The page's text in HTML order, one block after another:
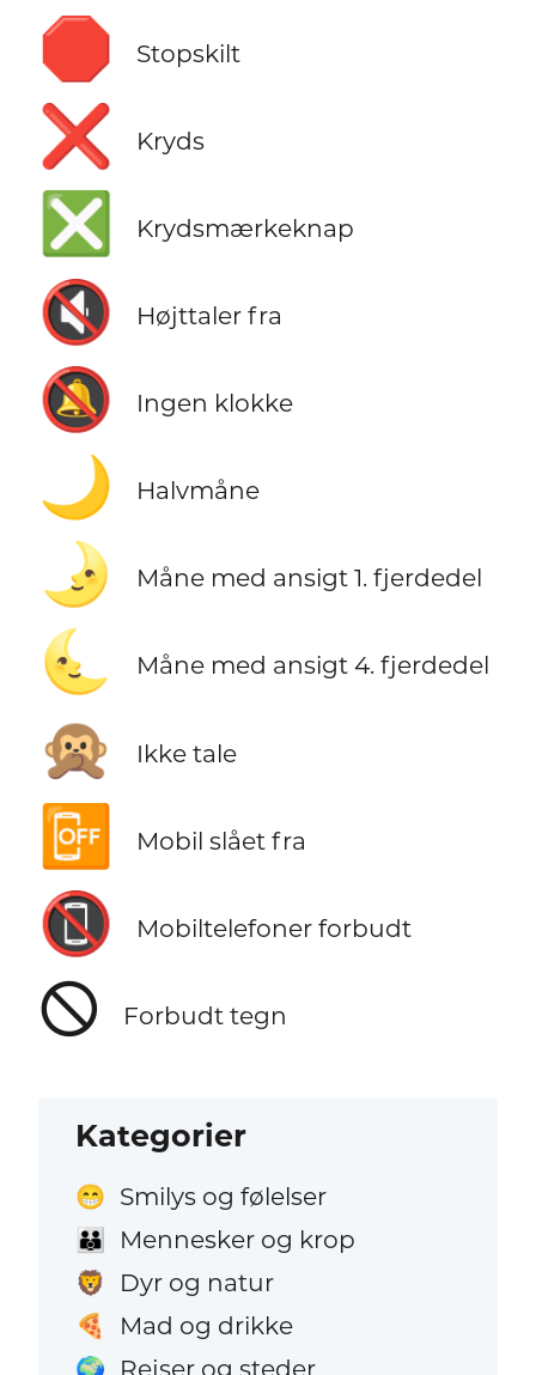
🛑 Stopskilt
❌ Kryds
❎ Krydsmærkeknap
🔇 Højttaler fra
🔕 Ingen klokke
🌙 Halvmåne
🌛 Måne med ansigt 1. fjerdedel
🌜 Måne med ansigt 4. fjerdedel
🙊 Ikke tale
📴 Mobil slået fra
📵 Mobiltelefoner forbudt
🛇 Forbudt tegn
Kategorier
😁 Smilys og følelser
👪 Mennesker og krop
🦁 Dyr og natur
🍕 Mad og drikke
Rejser og steder